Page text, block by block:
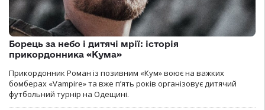
Борець за небо і дитячі мрії: історія
прикордонника «Кума»
Прикордонник Роман із позивним «Кум» воює на важких
бомберах «Vampire» та вже п’ять років організовує дитячий
футбольний турнір на Одещині.